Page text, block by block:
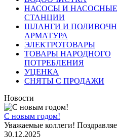
НАСОСЫ И НАСОСНЫЕ
СТАНЦИИ
ШЛАНГИ И
АРМАТУРА
ЭЛЕКТРОТОВАРЫ
ТОВАРЫ НАРОДНОГО
ПОТРЕБЛЕНИЯ
УЦЕНКА
СНЯТЫ С ПРОДАЖИ
Новости
С новым годом!
Уважаемые коллеги!
30.12.2025